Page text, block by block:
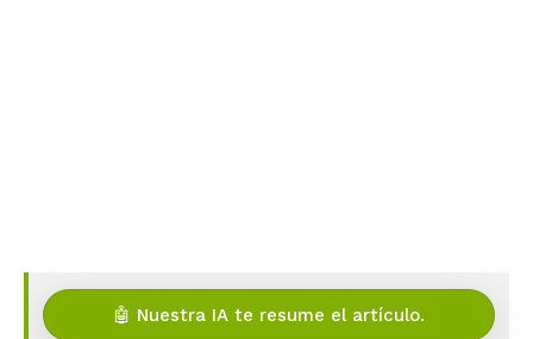
🤖 Nuestra IA te resume el artículo.